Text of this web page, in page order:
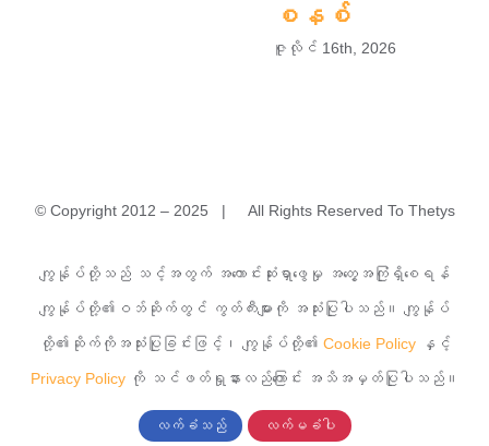
ကျွန်ုပ်တို့သည် သင့်အတွက် အကောင်းဆုံးရှာဖွေမှု အတွေ့အကြုံရှိစေရန်
ကျွန်ုပ်တို့၏ဝဘ်ဆိုက်တွင် ကွတ်ကီးများကို အသုံးပြုပါသည်။ ကျွန်ုပ်
တို့၏ဆိုက်ကိုအသုံးပြုခြင်းဖြင့်၊ ကျွန်ုပ်တို့၏ Cookie Policyနှင့်
Privacy Policyကို သင်ဖတ်ရှုနားလည်ကြောင်း အသိအမှတ်ပြုပါသည်။
လက်ခံသည် လက်မခံပါ
စနစ်
ဇူလိုင် 16th, 2026
© Copyright 2012 – 2025 | All Rights Reserved To Thetys
အမှတ်(၁)A၊ မြခွာညို (၃)လမ်း၊ ယုဇနမြခွာညိုအိမ်ရာ၊ သာကေ
တမြို့နယ်၊ ရန်ကုန်မြို့။
၀၉ ၇၆၈၂၄၂၇၇၇